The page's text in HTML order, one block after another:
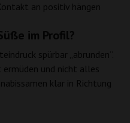
an positiv hängen
im Profil?
spürbar „abrunden“.
ermüden und nicht alles
klar in Richtung